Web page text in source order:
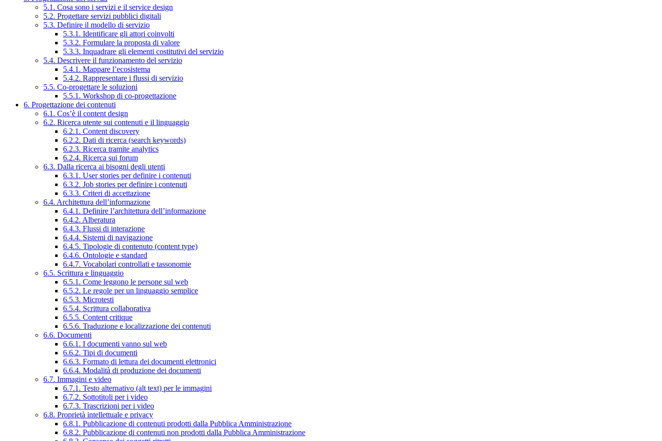
5.1. Cosa sono i servizi e il service design
5.2. Progettare servizi pubblici digitali
5.3. Definire il modello di servizio
5.3.1. Identificare gli attori coinvolti
5.3.2. Formulare la proposta di valore
5.3.3. Inquadrare gli elementi costitutivi del servizio
5.4. Descrivere il funzionamento del servizio
5.4.1. Mappare l’ecosistema
5.4.2. Rappresentare i flussi di servizio
5.5. Co-progettare le soluzioni
5.5.1. Workshop di co-progettazione
6. Progettazione dei contenuti
6.1. Cos’è il content design
6.2. Ricerca utente sui contenuti e il linguaggio
6.2.1. Content discovery
6.2.2. Dati di ricerca (search keywords)
6.2.3. Ricerca tramite analytics
6.2.4. Ricerca sui forum
6.3. Dalla ricerca ai bisogni degli utenti
6.3.1. User stories per definire i contenuti
6.3.2. Job stories per definire i contenuti
6.3.3. Criteri di accettazione
6.4. Architettura dell’informazione
6.4.1. Definire l’architettura dell’informazione
6.4.2. Alberatura
6.4.3. Flussi di interazione
6.4.4. Sistemi di navigazione
6.4.5. Tipologie di contenuto (content type)
6.4.6. Ontologie e standard
6.4.7. Vocabolari controllati e tassonomie
6.5. Scrittura e linguaggio
6.5.1. Come leggono le persone sul web
6.5.2. Le regole per un linguaggio semplice
6.5.3. Microtesti
6.5.4. Scrittura collaborativa
6.5.5. Content critique
6.5.6. Traduzione e localizzazione dei contenuti
6.6. Documenti
6.6.1. I documenti vanno sul web
6.6.2. Tipi di documenti
6.6.3. Formato di lettura dei documenti elettronici
6.6.4. Modalità di produzione dei documenti
6.7. Immagini e video
6.7.1. Testo alternativo (alt text) per le immagini
6.7.2. Sottotitoli per i video
6.7.3. Trascrizioni per i video
6.8. Proprietà intellettuale e privacy
6.8.1. Pubblicazione di contenuti prodotti dalla Pubblica Amministrazione
6.8.2. Pubblicazione di contenuti non prodotti dalla Pubblica Amministrazione